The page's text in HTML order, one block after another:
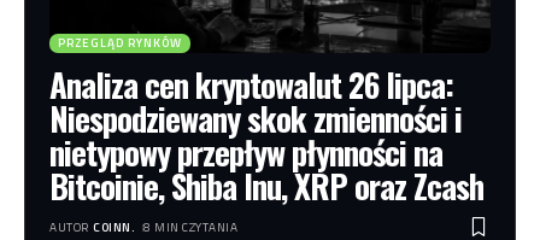
PRZEGLĄD RYNKÓW
Analiza cen kryptowalut 26 lipca:
Niespodziewany skok zmienności i
nietypowy przepływ płynności na
Bitcoinie, Shiba Inu, XRP oraz Zcash
AUTOR COINN. 8 MIN CZYTANIA